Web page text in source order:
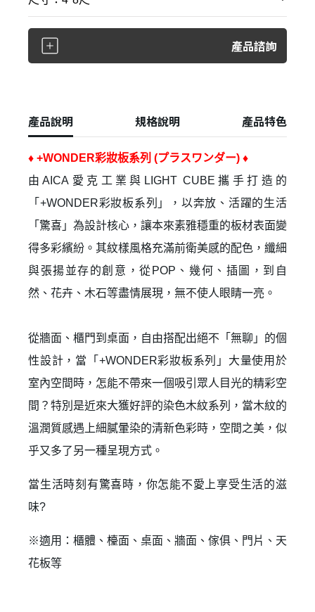
忘記密碼？
產品諮詢
產品說明 規格說明 產品特色
♦ +WONDER彩妝板系列 (プラスワンダー) ♦
由AICA愛克工業與LIGHT CUBE攜手打造的
「+WONDER彩妝板系列」，以奔放、活躍的生活
「驚喜」為設計核心，讓本來素雅穩重的板材表面變
得多彩繽紛。其紋樣風格充滿前衛美感的配色，纖細
與張揚並存的創意，從POP、幾何、插圖，到自
然、花卉、木石等盡情展現，無不使人眼睛一亮。
從牆面、櫃門到桌面，自由搭配出絕不「無聊」的個
性設計，當「+WONDER彩妝板系列」大量使用於
室內空間時，怎能不帶來一個吸引眾人目光的精彩空
間？特別是近來大獲好評的染色木紋系列，當木紋的
溫潤質感遇上細膩暈染的清新色彩時，空間之美，似
乎又多了另一種呈現方式。
當生活時刻有驚喜時，你怎能不愛上享受生活的滋
味?
※適用：櫃體、檯面、桌面、牆面、傢俱、門片、天
花板等